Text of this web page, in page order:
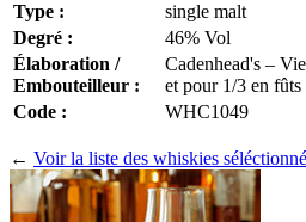
Type :
single malt
Degré :
46% Vol
Élaboration /
Embouteilleur :
Cadenhead's –
et pour 1/3 en fûts
Code :
WHC1049
← Voir la liste des whiskies